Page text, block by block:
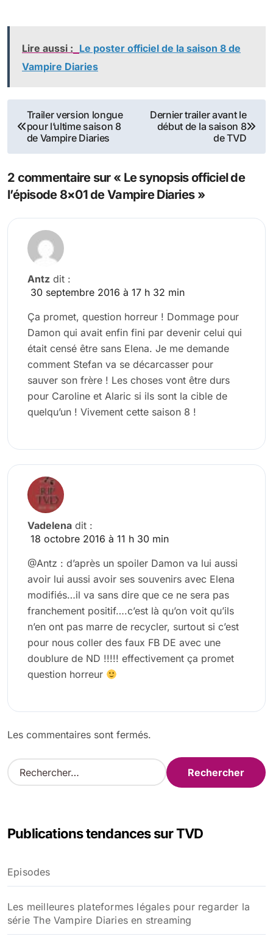
Lire aussi : Le poster officiel de la saison 8 de
Vampire Diaries
Navigation
de
Trailer version longue
pour l’ultime saison 8
de Vampire Diaries
Dernier trailer avant le
début de la saison 8
de TVD
2 commentaire sur « Le synopsis officiel de
l’épisode 8×01 de Vampire Diaries »
Antz dit :
30 septembre 2016 à 17 h 32 min
Ça promet, question horreur ! Dommage pour
Damon qui avait enfin fini par devenir celui qui
était censé être sans Elena. Je me demande
comment Stefan va se décarcasser pour
sauver son frère ! Les choses vont être durs
pour Caroline et Alaric si ils sont la cible de
quelqu’un ! Vivement cette saison 8 !
Vadelena dit :
18 octobre 2016 à 11 h 30 min
@Antz : d’après un spoiler Damon va lui aussi
avoir lui aussi avoir ses souvenirs avec Elena
modifiés…il va sans dire que ce ne sera pas
franchement positif….c’est là qu’on voit qu’ils
n’en ont pas marre de recycler, surtout si c’est
pour nous coller des faux FB DE avec une
doublure de ND !!!!! effectivement ça promet
question horreur
Les commentaires sont fermés.
R
e
r
e
r
:
Publications tendances sur TVD
Episodes
Les meilleures plateformes légales pour regarder la
série The Vampire Diaries en streaming